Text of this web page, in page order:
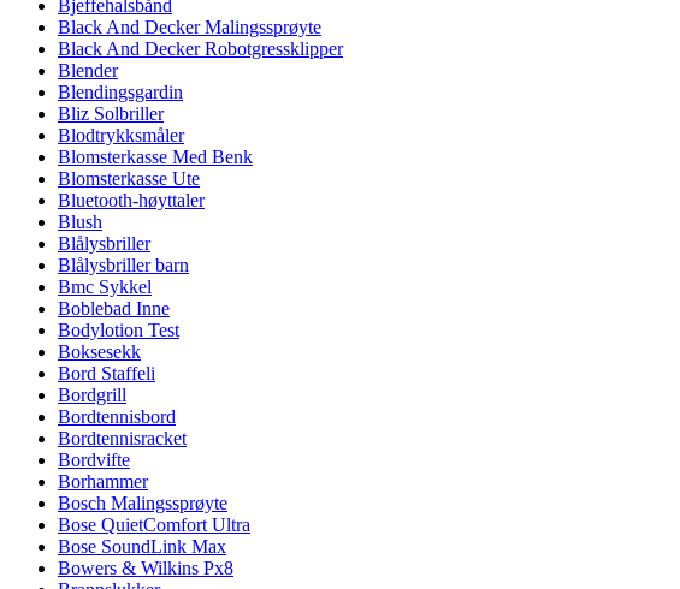
Bjeffehalsbånd
Black And Decker Malingssprøyte
Black And Decker Robotgressklipper
Blender
Blendingsgardin
Bliz Solbriller
Blodtrykksmåler
Blomsterkasse Med Benk
Blomsterkasse Ute
Bluetooth-høyttaler
Blush
Blålysbriller
Blålysbriller barn
Bmc Sykkel
Boblebad Inne
Bodylotion Test
Boksesekk
Bord Staffeli
Bordgrill
Bordtennisbord
Bordtennisracket
Bordvifte
Borhammer
Bosch Malingssprøyte
Bose QuietComfort Ultra
Bose SoundLink Max
Bowers & Wilkins Px8